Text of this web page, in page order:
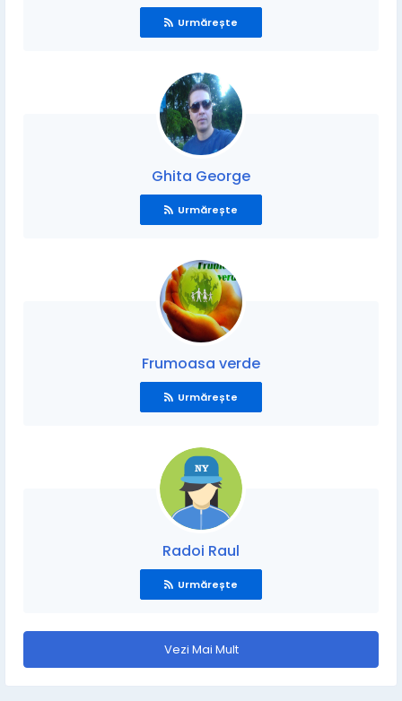
Urmărește
Ghita George
Urmărește
Frumoasa verde
Urmărește
Radoi Raul
Urmărește
Vezi Mai Mult